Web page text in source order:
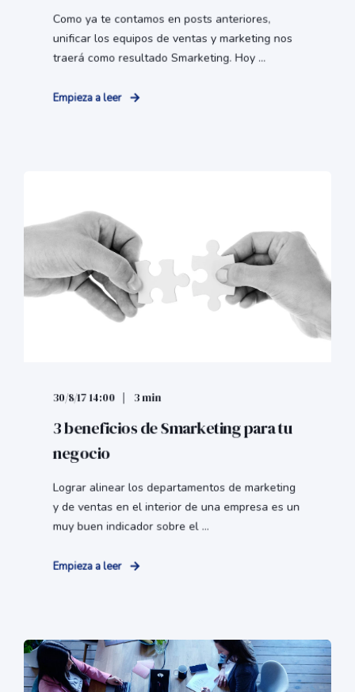
Como ya te contamos en posts anteriores,
unificar los equipos de ventas y marketing nos
traerá como resultado Smarketing. Hoy ...
Empieza a leer
30/8/17 14:00 3 min
3 beneficios de Smarketing para tu
negocio
Lograr alinear los departamentos de marketing
y de ventas en el interior de una empresa es un
muy buen indicador sobre el ...
Empieza a leer